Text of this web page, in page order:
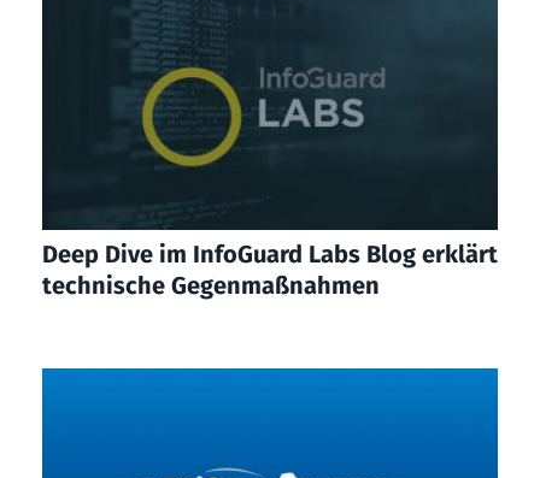
Deep Dive im InfoGuard Labs Blog erklärt
technische Gegenmaßnahmen